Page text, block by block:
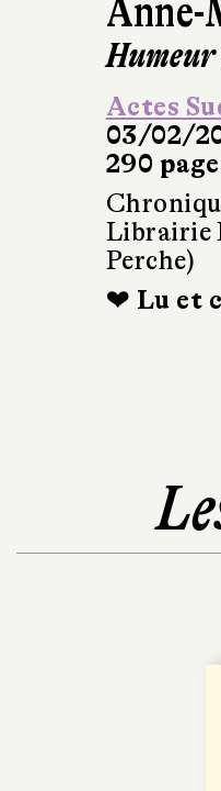
Anne-
Actes
03/02/
290
Librairie
Perche)
❤ Lu et